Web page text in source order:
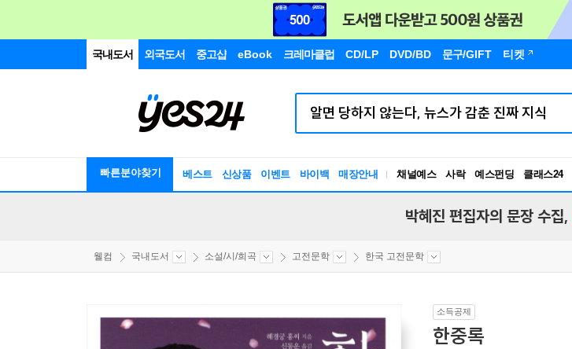
국내도서 외국도서 중고샵 eBook 크레마클럽 CD/LP DVD/BD 문구/GIFT 티켓
빠른분야찾기 베스트 신상품 이벤트 바이백 매장안내 채널예스 사락 예스펀딩 클래스24
박혜진 편집자의 문장 수집,
웰컴 국내도서 소설/시/희곡 고전문학 한국 고전문학
소득공제
한중록